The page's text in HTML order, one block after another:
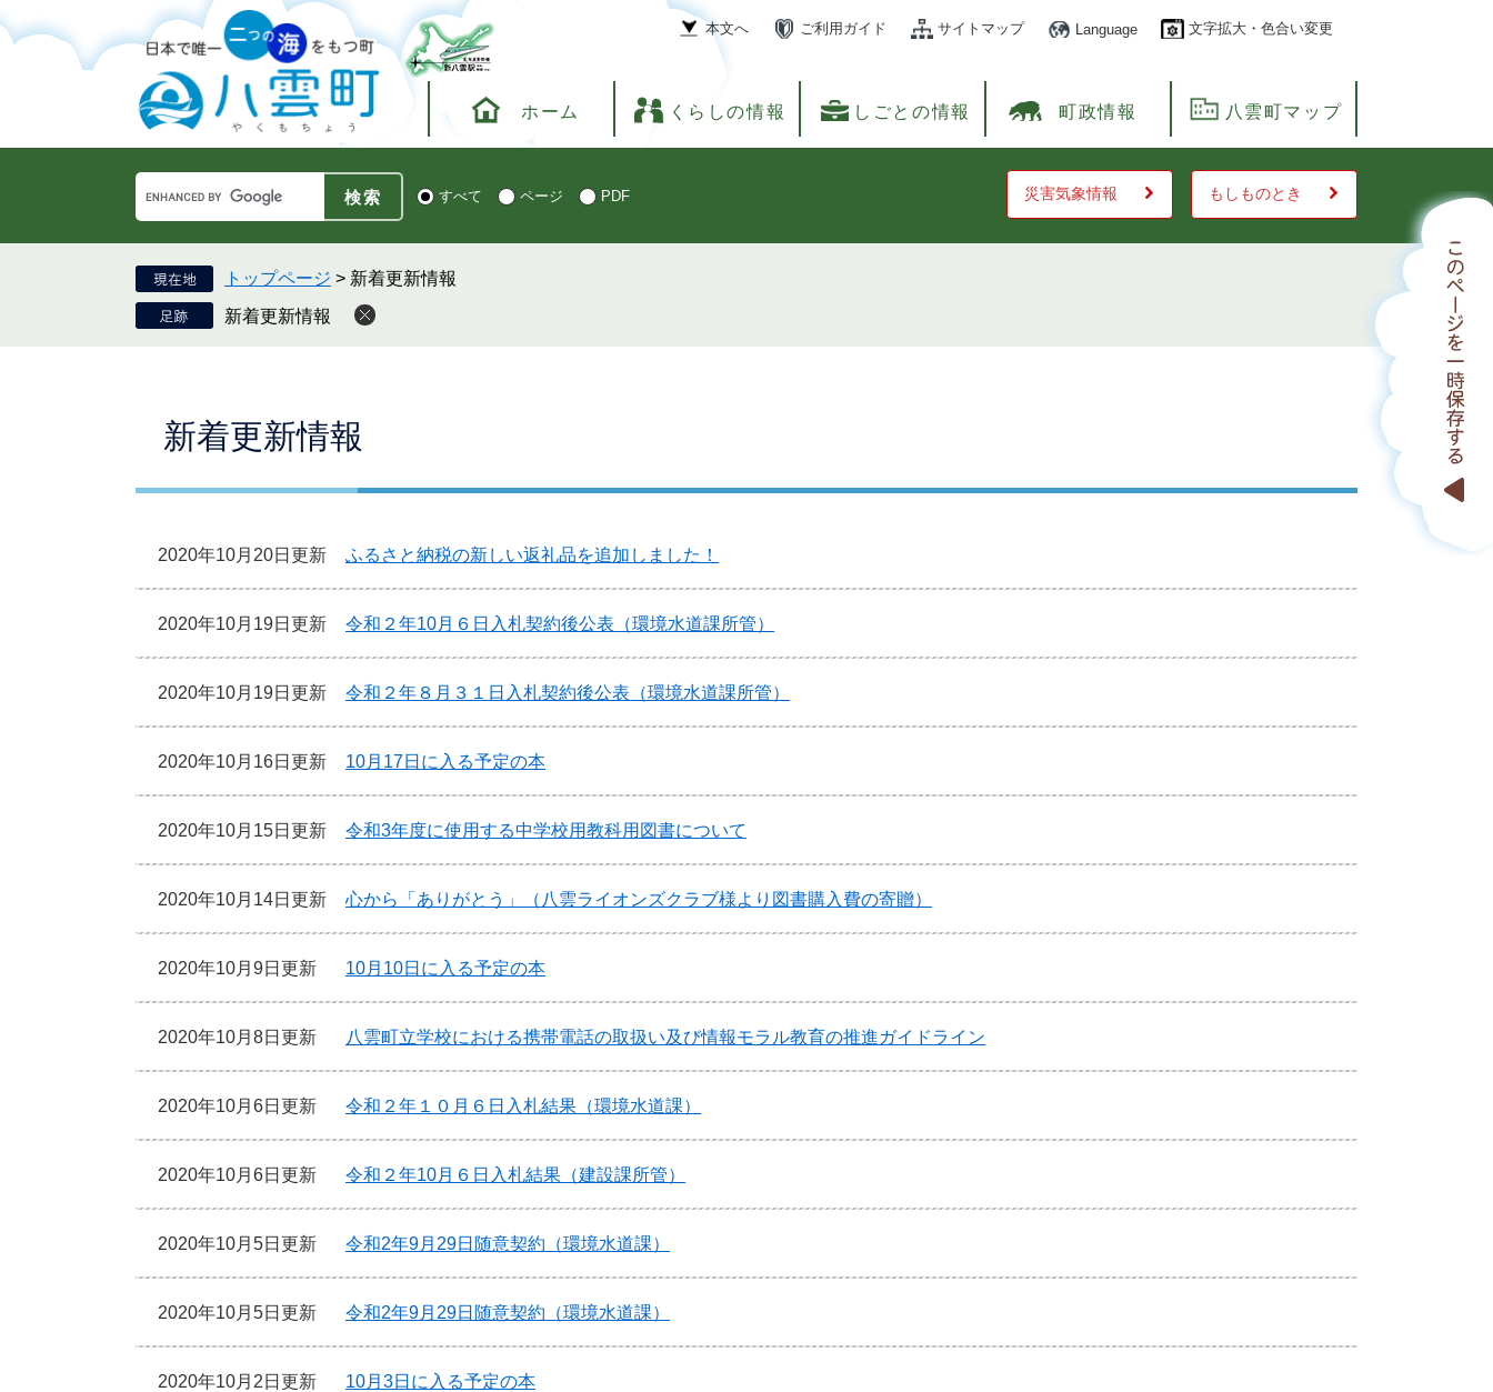
ー
で
ニ
ば
文
本文へ ご利用ガイド サイトマップ Language 文字拡大・色合い変更
ホーム くらしの情報 しごとの情報 町政情報 八雲町マップ
Google
カ
ス
タ
ム
検
検 すべて ページ PDF 災害気象情報 もしものとき
トップページ > 新着更新情報
新着更新情報
新着更新情報
2020年10月20日更新 ふるさと納税の新しい返礼品を追加しました！
2020年10月19日更新 令和２年10月６日入札契約後公表（環境水道課所管）
2020年10月19日更新 令和２年８月３１日入札契約後公表（環境水道課所管）
2020年10月16日更新 10月17日に入る予定の本
2020年10月15日更新 令和3年度に使用する中学校用教科用図書について
2020年10月14日更新 心から「ありがとう」（八雲ライオンズクラブ様より図書購入費の寄贈）
2020年10月9日更新 10月10日に入る予定の本
2020年10月8日更新 八雲町立学校における携帯電話の取扱い及び情報モラル教育の推進ガイドライン
2020年10月6日更新 令和２年１０月６日入札結果（環境水道課）
2020年10月6日更新 令和２年10月６日入札結果（建設課所管）
2020年10月5日更新 令和2年9月29日随意契約（環境水道課）
2020年10月5日更新 令和2年9月29日随意契約（環境水道課）
2020年10月2日更新 10月3日に入る予定の本